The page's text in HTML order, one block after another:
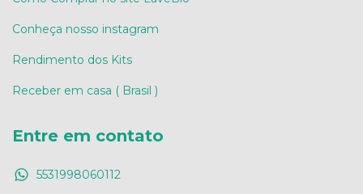
Conheça nosso instagram
Rendimento dos Kits
Receber em casa ( Brasil )
Entre em contato
5531998060112